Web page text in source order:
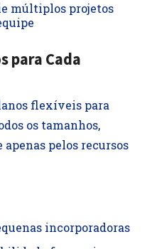
múltiplos projetos
para Cada
flexíveis para
os tamanhos,
pelos recursos
incorporadoras